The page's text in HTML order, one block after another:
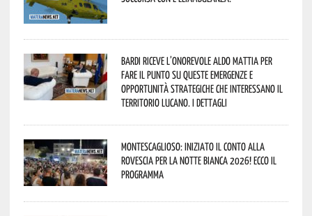
Bardi riceve l’onorevole Aldo Mattia per
fare il punto su queste emergenze e
opportunità strategiche che interessano il
territorio lucano. I dettagli
Montescaglioso: iniziato il conto alla
rovescia per la Notte Bianca 2026! Ecco il
programma